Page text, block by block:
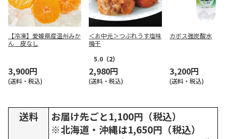
【冷凍】愛媛県産温州みか
ん 皮なし
3,900円
(送料・税込)
＜お中元＞つぶれうす塩味
梅干
5.0 （2）
2,980円
(送料・税込)
カボス強炭酸水
3,200円
(送料・税込)
送料
お届け先ごと1,100円（税込）
※北海道・沖縄は1,650円（税込）